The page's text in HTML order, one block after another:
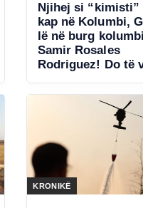
Njihej si “kimisti”
kap në Kolumbi,
lë në burg
Samir Rosales
Rodriguez! Do të
Frakullës
KRONIKË